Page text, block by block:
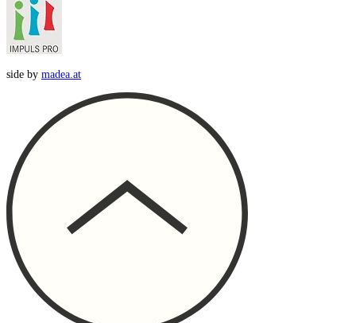
side by madea.at